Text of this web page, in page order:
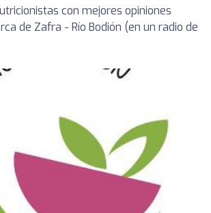
con mejores opiniones
de Zafra - Río Bodión (en un radio de